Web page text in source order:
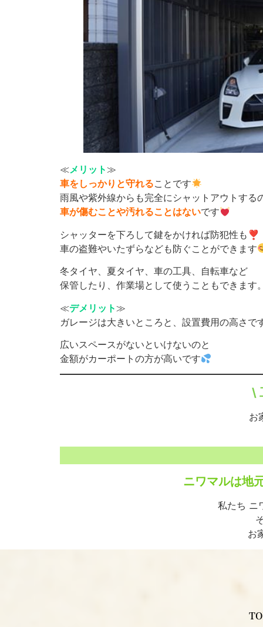
≪メリット≫
車をしっかりと守れることです
雨風や紫外線からも完全にシャットアウトする
車が傷むことや汚れることはないです
シャッターを下ろして鍵をかければ防犯性も❣
車の盗難やいたずらなども防ぐことができます
冬タイヤ、夏タイヤ、車の工具、自転車など
保管したり、作業場として使うこともできます
≪デメリット≫
ガレージは大きいところと、設置費用の高さで
広いスペースがないといけないのと
金額がカーポートの方が高いです
\
お
ニワマルは地
私たち ニ
お